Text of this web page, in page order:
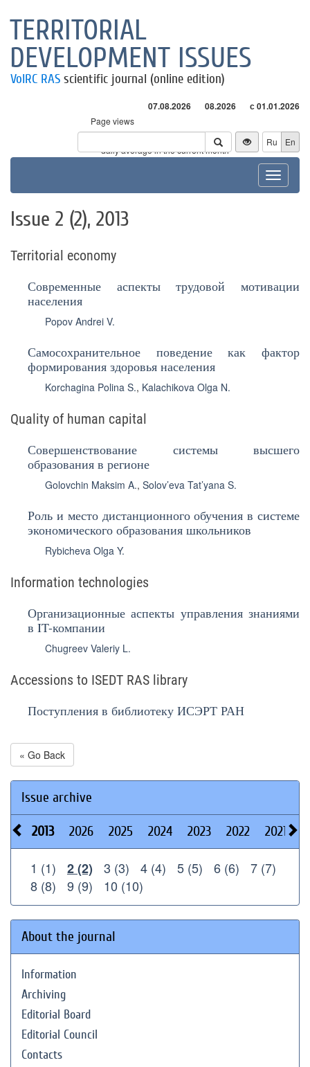
TERRITORIAL
DEVELOPMENT ISSUES
VolRC RAS scientific journal (online edition)
07.08.2026 08.2026 с 01.01.2026
Page views
Visitors
* - daily average in the current month
Ru En
Toggle
Issue 2 (2), 2013
Territorial economy
Современные аспекты трудовой мотивации
населения
Popov Andrei V.
Самосохранительное поведение как фактор
формирования здоровья населения
Korchagina Polina S., Kalachikova Olga N.
Quality of human capital
Совершенствование системы высшего
образования в регионе
Golovchin Maksim A., Solov’eva Tat’yana S.
Роль и место дистанционного обучения в системе
экономического образования школьников
Rybicheva Olga Y.
Information technologies
Организационные аспекты управления знаниями
в IT-компании
Chugreev Valeriy L.
Accessions to ISEDT RAS library
Поступления в библиотеку ИСЭРТ РАН
« Go Back
Issue archive
2013 2026 2025 2024 2023 2022 2021
1 (1) 2 (2) 3 (3) 4 (4) 5 (5) 6 (6)
7 (7)
8 (8)
9 (9) 10 (10)
About the journal
Information
Archiving
Editorial Board
Editorial Council
Contacts